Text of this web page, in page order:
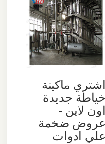
اشتري ماكينة
خياطة جديدة
اون لاين -
عروض ضخمة
علي ادوات